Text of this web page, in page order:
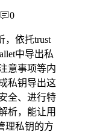
0
，依托trust
中导出私
意事项等内
私钥导出这
全、进行特
析，能让用
理私钥的方